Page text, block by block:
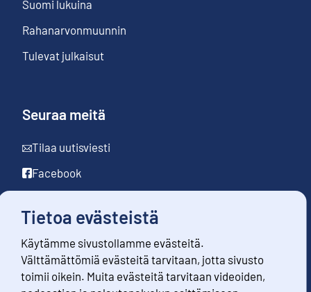
Tietoa evästeistä
Käytämme sivustollamme evästeitä.
Välttämättömiä evästeitä tarvitaan, jotta sivusto
toimii oikein. Muita evästeitä tarvitaan videoiden,
Suomi lukuina
Rahanarvonmuunnin
Tulevat julkaisut
Seuraa meitä
Tilaa uutisviesti
Facebook
YouTube
Instagram